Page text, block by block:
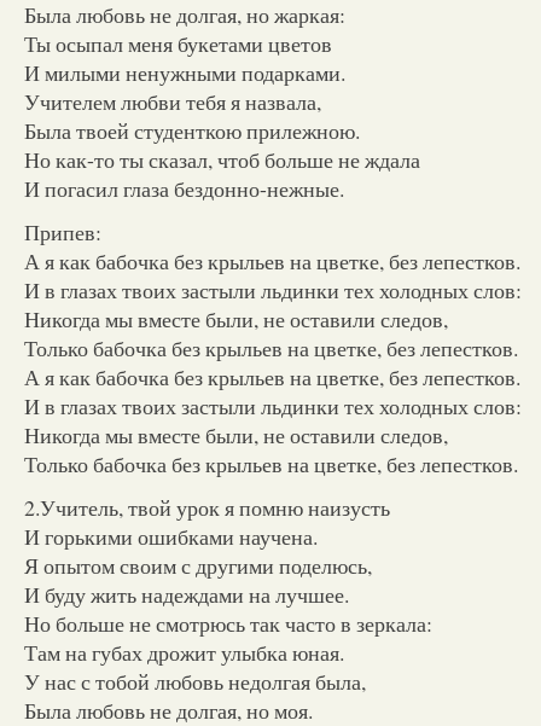
Была любовь не долгая, но жаркая:
Ты осыпал меня букетами цветов
И милыми ненужными подарками.
Учителем любви тебя я назвала,
Была твоей студенткою прилежною.
Но как-то ты сказал, чтоб больше не ждала
И погасил глаза бездонно-нежные.
Припев:
А я как бабочка без крыльев на цветке, без лепестков.
И в глазах твоих застыли льдинки тех холодных слов:
Никогда мы вместе были, не оставили следов,
Только бабочка без крыльев на цветке, без лепестков.
А я как бабочка без крыльев на цветке, без лепестков.
И в глазах твоих застыли льдинки тех холодных слов:
Никогда мы вместе были, не оставили следов,
Только бабочка без крыльев на цветке, без лепестков.
2.Учитель, твой урок я помню наизусть
И горькими ошибками научена.
Я опытом своим с другими поделюсь,
И буду жить надеждами на лучшее.
Но больше не смотрюсь так часто в зеркала:
Там на губах дрожит улыбка юная.
У нас с тобой любовь недолгая была,
Была любовь не долгая, но моя.